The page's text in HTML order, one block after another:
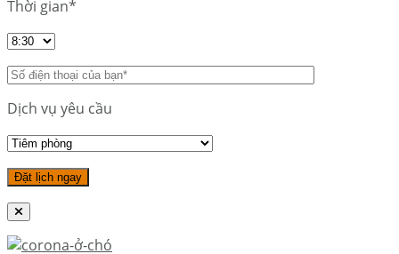
Thời gian*
Dịch vụ yêu cầu